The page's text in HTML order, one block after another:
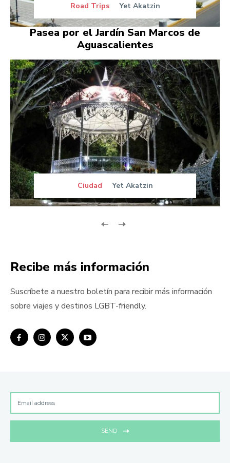
Road Trips Yet Akatzin
Pasea por el Jardín San Marcos de
Aguascalientes
Ciudad Yet Akatzin
Recibe más información
Suscríbete a nuestro boletín para recibir más información
sobre viajes y destinos LGBT-friendly.
SEND